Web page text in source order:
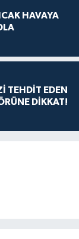
HAVAYA
TEHDİT EDEN
DİKKAT!